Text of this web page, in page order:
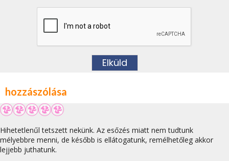
hozzászólása
Hihetetlenűl tetszett nekünk. Az esőzés miatt nem tudtunk
mélyebbre menni, de később is ellátogatunk, remélhetőleg akkor
lejjebb juthatunk.